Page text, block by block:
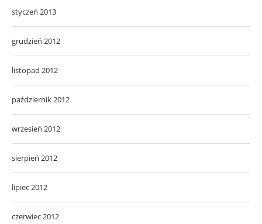
styczeń 2013
grudzień 2012
listopad 2012
październik 2012
wrzesień 2012
sierpień 2012
lipiec 2012
czerwiec 2012